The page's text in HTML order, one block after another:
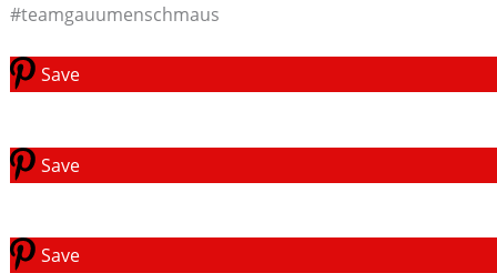
#teamgauumenschmaus
Save
Save
Save